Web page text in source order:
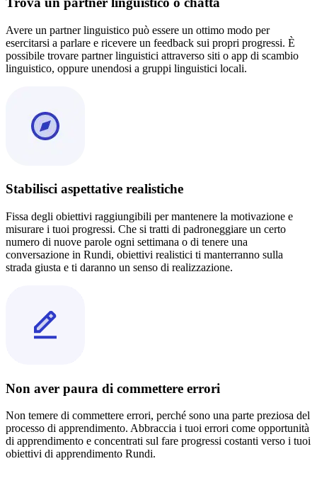
Avere un partner linguistico può essere un ottimo modo per
esercitarsi a parlare e ricevere un feedback sui propri progressi. È
possibile trovare partner linguistici attraverso siti o app di scambio
linguistico, oppure unendosi a gruppi linguistici locali.
Stabilisci aspettative realistiche
Fissa degli obiettivi raggiungibili per mantenere la motivazione e
misurare i tuoi progressi. Che si tratti di padroneggiare un certo
numero di nuove parole ogni settimana o di tenere una
conversazione in Rundi, obiettivi realistici ti manterranno sulla
strada giusta e ti daranno un senso di realizzazione.
Non aver paura di commettere errori
Non temere di commettere errori, perché sono una parte preziosa del
processo di apprendimento. Abbraccia i tuoi errori come opportunità
di apprendimento e concentrati sul fare progressi costanti verso i tuoi
obiettivi di apprendimento Rundi.